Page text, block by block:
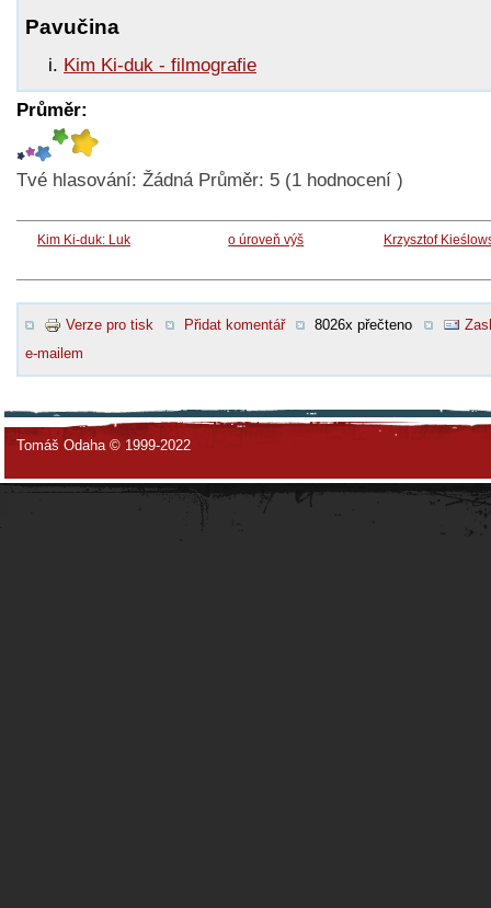
Pavučina
Kim Ki-duk - filmografie
Průměr:
Tvé hlasování: Žádná Průměr: 5 (1 hodnocení )
Kim Ki-duk: Luk o úroveň výš Krzysztof
Verze pro tisk Přidat komentář 8026x přečteno
e-mailem
Tomáš Odaha © 1999-2022